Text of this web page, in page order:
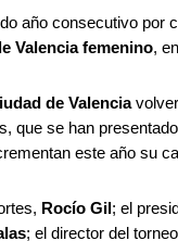
año consecutivo por
Valencia femenino,
de Valencia
que se han
este año su
Rocío Gil ; el
; el director del